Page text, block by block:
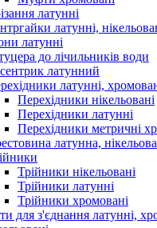
латунні
латунні,
латунні
до лічильників води
латунний
латунні,
Перехідники нікельовані
Перехідники латунні
Перехідники метричні
латунна,
Трійники нікельовані
Трійники латунні
Трійники хромовані
для з'єднання латунні,